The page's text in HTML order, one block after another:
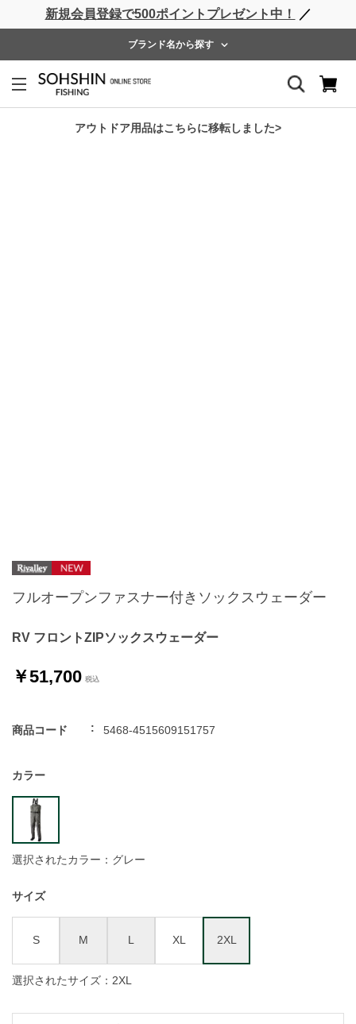
新規会員登録で500ポイントプレゼント中！ ／
ブランド名から探す
アウトドア用品はこちらに移転しました>
ライフベスト ウェーダー レインウェア フットウェア
ホーム > Rivalley
RV フロントZIPソックスウェーダー
フルオープンファスナー付きソックスウェーダー
￥51,700
商品コード 5468-4515609151757
カラー
選択されたカラー：グレー
サイズ
S M L XL 2XL
選択されたサイズ：2XL